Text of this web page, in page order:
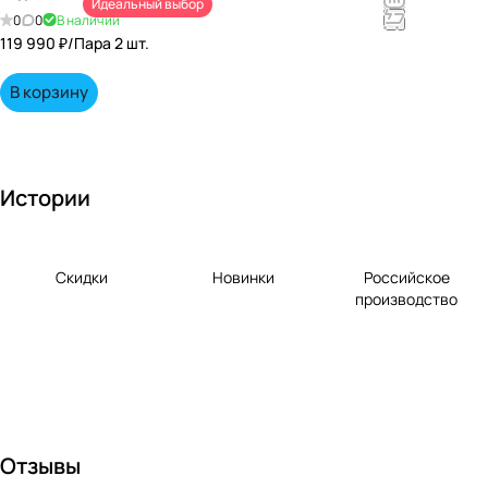
непревзойд
0 0 В наличии
Идеальный выбор
119 990 ₽/Пара 2 шт.
В корзину
Истории
Скидки Новинки
Российское
производство
Отзывы